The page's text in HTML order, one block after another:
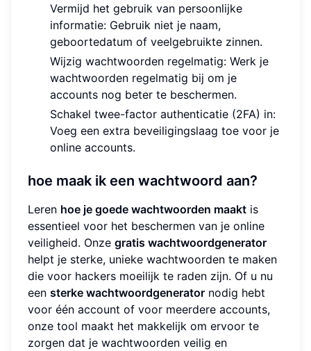
Vermijd het gebruik van persoonlijke
informatie: Gebruik niet je naam,
geboortedatum of veelgebruikte zinnen.
Wijzig wachtwoorden regelmatig: Werk je
wachtwoorden regelmatig bij om je
accounts nog beter te beschermen.
Schakel twee-factor authenticatie (2FA) in:
Voeg een extra beveiligingslaag toe voor je
online accounts.
hoe maak ik een wachtwoord aan?
Leren hoe je goede wachtwoorden maakt is
essentieel voor het beschermen van je online
veiligheid. Onze gratis wachtwoordgenerator
helpt je sterke, unieke wachtwoorden te maken
die voor hackers moeilijk te raden zijn. Of u nu
een sterke wachtwoordgenerator nodig hebt
voor één account of voor meerdere accounts,
onze tool maakt het makkelijk om ervoor te
zorgen dat je wachtwoorden veilig en